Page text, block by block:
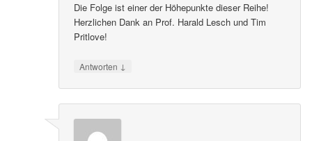
Die Folge ist einer der Höhepunkte dieser Reihe!
Herzlichen Dank an Prof. Harald Lesch und Tim
Pritlove!
Antworten ↓